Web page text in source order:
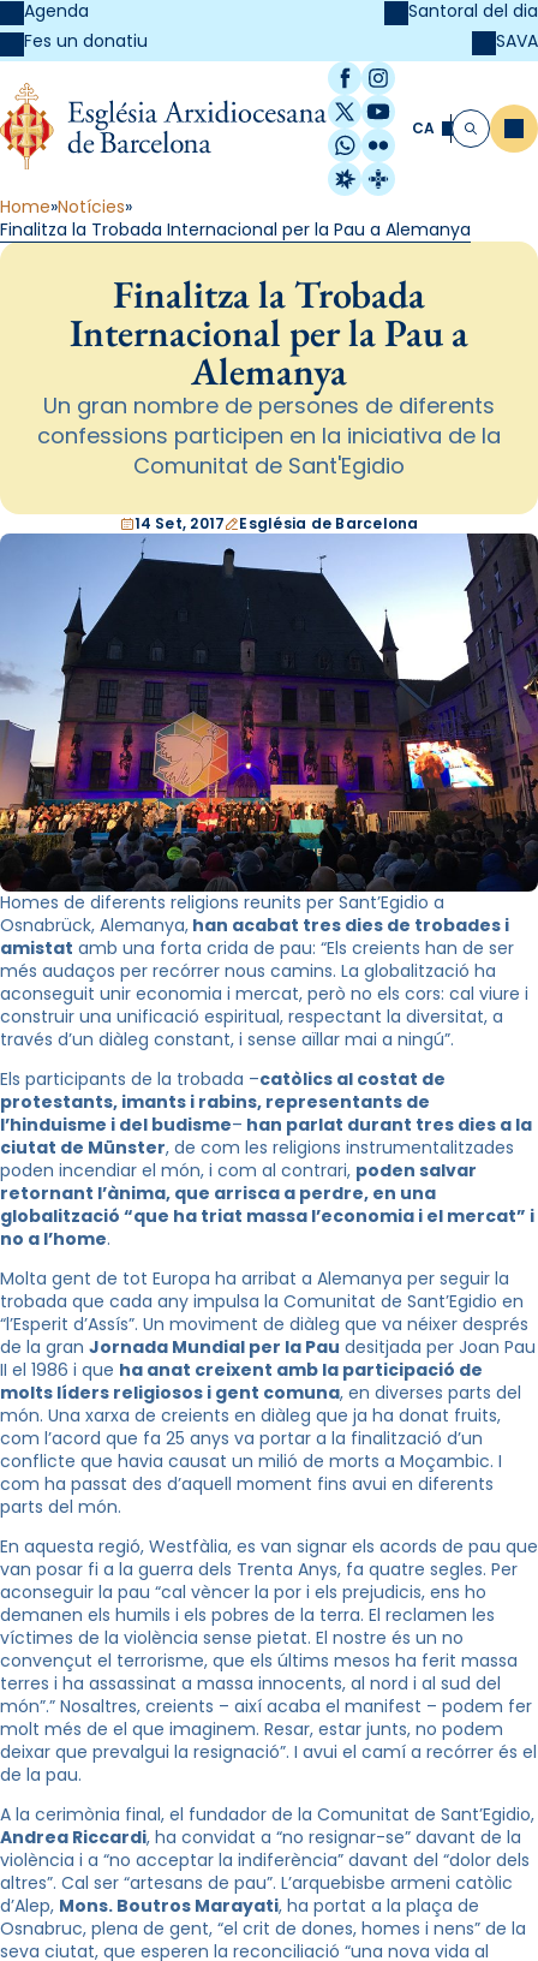
Agenda
Fes un donatiu
Santoral del dia
SAVA
Facebook
Instagram
X / Twitter
YouTube
WhatsApp
Flickr
Radio Estel
Catalunya
CA Cerca
Home Notícies
Finalitza la Trobada Internacional per la Pau a Alemanya
Finalitza la Trobada
Internacional per la Pau a
Alemanya
Un gran nombre de persones de diferents
confessions participen en la iniciativa de la
Comunitat de Sant'Egidio
14 Set, 2017 Església de Barcelona
Homes de diferents religions reunits per Sant’Egidio a
Osnabrück, Alemanya, han acabat tres dies de trobades i
amistat amb una forta crida de pau: “Els creients han de ser
més audaços per recórrer nous camins. La globalització ha
aconseguit unir economia i mercat, però no els cors: cal viure i
construir una unificació espiritual, respectant la diversitat, a
través d’un diàleg constant, i sense aïllar mai a ningú”.
Els participants de la trobada –catòlics al costat de
protestants, imants i rabins, representants de
l’hinduisme i del budisme– han parlat durant tres dies a la
ciutat de Münster, de com les religions instrumentalitzades
poden incendiar el món, i com al contrari, poden salvar
retornant l’ànima, que arrisca a perdre, en una
globalització “que ha triat massa l’economia i el mercat” i
no a l’home.
Molta gent de tot Europa ha arribat a Alemanya per seguir la
trobada que cada any impulsa la Comunitat de Sant’Egidio en
“l’Esperit d’Assís”. Un moviment de diàleg que va néixer després
de la gran Jornada Mundial per la Pau desitjada per Joan Pau
II el 1986 i que ha anat creixent amb la participació de
molts líders religiosos i gent comuna, en diverses parts del
món. Una xarxa de creients en diàleg que ja ha donat fruits,
com l’acord que fa 25 anys va portar a la finalització d’un
conflicte que havia causat un milió de morts a Moçambic. I
com ha passat des d’aquell moment fins avui en diferents
parts del món.
En aquesta regió, Westfàlia, es van signar els acords de pau que
van posar fi a la guerra dels Trenta Anys, fa quatre segles. Per
aconseguir la pau “cal vèncer la por i els prejudicis, ens ho
demanen els humils i els pobres de la terra. El reclamen les
víctimes de la violència sense pietat. El nostre és un no
convençut el terrorisme, que els últims mesos ha ferit massa
terres i ha assassinat a massa innocents, al nord i al sud del
món”.” Nosaltres, creients – així acaba el manifest – podem fer
molt més de el que imaginem. Resar, estar junts, no podem
deixar que prevalgui la resignació”. I avui el camí a recórrer és el
de la pau.
A la cerimònia final, el fundador de la Comunitat de Sant’Egidio,
Andrea Riccardi, ha convidat a “no resignar-se” davant de la
violència i a “no acceptar la indiferència” davant del “dolor dels
altres”. Cal ser “artesans de pau”. L’arquebisbe armeni catòlic
d’Alep, Mons. Boutros Marayati, ha portat a la plaça de
Osnabruc, plena de gent, “el crit de dones, homes i nens” de la
seva ciutat, que esperen la reconciliació “una nova vida al